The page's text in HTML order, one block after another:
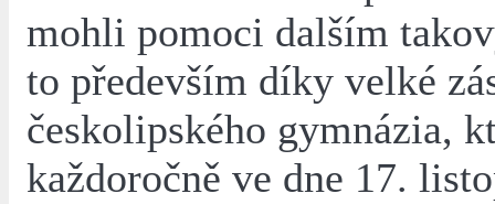
mohli pomoci dalším
to především díky velké
českolipského gymnázia,
každoročně ve dne 17.